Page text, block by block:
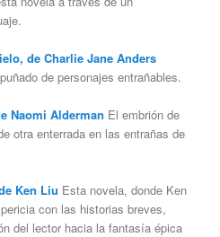
de Charlie Jane Anders
de personajes entrañables.
Naomi Alderman El embrión de
otra enterrada en las entrañas de
Ken Liu Esta novela, donde Ken
con las historias breves,
del lector hacia la fantasía épica